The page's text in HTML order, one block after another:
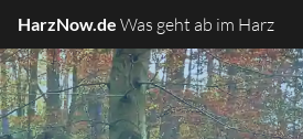
HarzNow.de Was geht ab im Harz